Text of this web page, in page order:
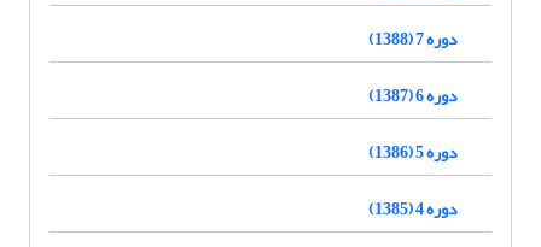
دوره 7 (1388)
دوره 6 (1387)
دوره 5 (1386)
دوره 4 (1385)